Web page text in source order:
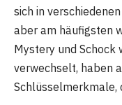
sich in
aber am häufigsten
Mystery und Schock
verwechselt, haben
Schlüsselmerkmale,